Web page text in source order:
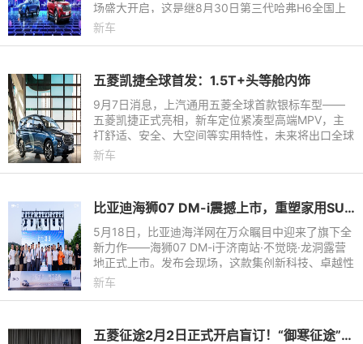
场盛大开启，这是继8月30日第三代哈弗H6全国上
市发布后首场华北区域上市活动，为了满足各位粉丝
新车
五菱凯捷全球首发：1.5T+头等舱内饰
9月7日消息，上汽通用五菱全球首款银标车型——
五菱凯捷正式亮相，新车定位紧凑型高端MPV，主
打舒适、安全、大空间等实用特性，未来将出口全球
其他市场。作为银标首款旗舰车型，五菱凯捷采用颠
新车
比亚迪海狮07 DM-i震撼上市，重塑家用SUV新格局
5月18日，比亚迪海洋网在万众瞩目中迎来了旗下全
新力作——海狮07 DM-i于济南站·不觉晓·龙洞露营
地正式上市。发布会现场，这款集创新科技、卓越性
能与时尚设计于一身的中大型混动SUV首次公开亮
新车
五菱征途2月2日正式开启盲订！“御寒征途”潮改版来袭